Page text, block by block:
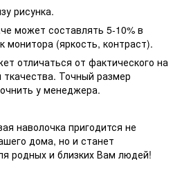
рисунка.
может составлять 5-10% в
монитора (яркость, контраст).
отличаться от фактического на
ткачества. Точный размер
у менеджера.
наволочка пригодится не
дома, но и станет
родных и близких Вам людей!